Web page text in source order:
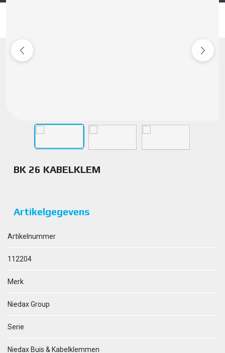
BK 26 KABELKLEM
Artikelgegevens
Artikelnummer
112204
Merk
Niedax Group
Serie
Niedax Buis & Kabelklemmen